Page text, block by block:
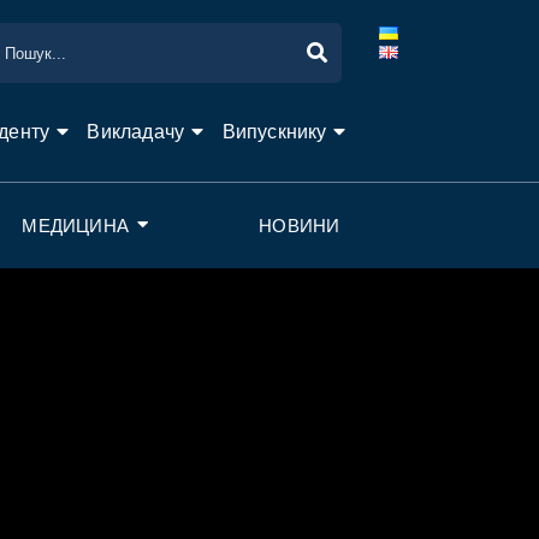
Викладачу Випускнику
МЕДИЦИНА НОВИНИ